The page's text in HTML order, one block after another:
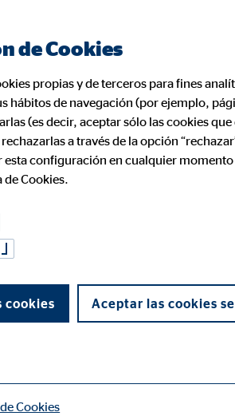
Oportunidad profesional
de Cookies
propias y de terceros para fines
hábitos de navegación (por ejemplo,
(es decir, aceptar sólo las cookies
a través de la opción
esta configuración en cualquier
de Cookies.
cookies Aceptar las cookies
Cookies